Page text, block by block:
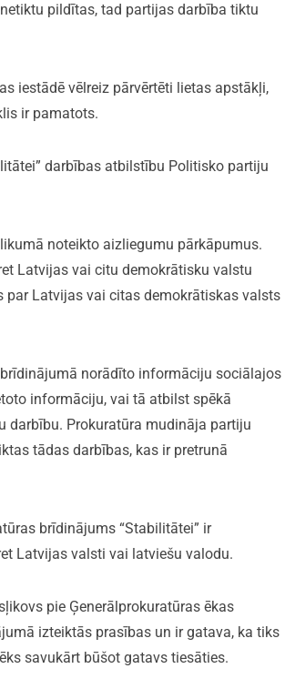
pildītas, tad partijas darbība tiktu
iestādē vēlreiz pārvērtēti lietas apstākļi,
ir pamatots.
darbības atbilstību Politisko partiju
noteikto aizliegumu pārkāpumus.
Latvijas vai citu demokrātisku valstu
Latvijas vai citas demokrātiskas valsts
norādīto informāciju sociālajos
informāciju, vai tā atbilst spēkā
Prokuratūra mudināja partiju
tādas darbības, kas ir pretrunā
brīdinājums “Stabilitātei” ir
Latvijas valsti vai latviešu valodu.
pie Ģenerālprokuratūras ēkas
izteiktās prasības un ir gatava, ka tiks
savukārt būšot gatavs tiesāties.